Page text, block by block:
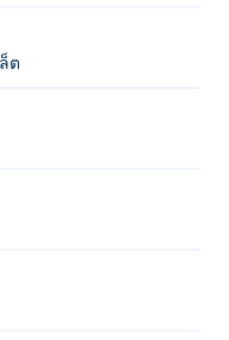
ง Lion Studio ซึ่งเป็น
รีอย่างไร?
อุปกรณ์มือถือและ
ต